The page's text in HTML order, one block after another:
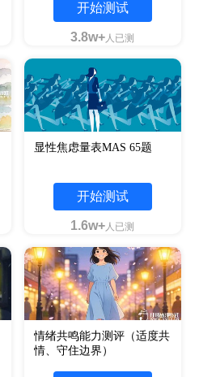
开始测试
3.8w+人已测
显性焦虑量表MAS 65题
开始测试
1.6w+人已测
情绪共鸣能力测评（适度共
情、守住边界）